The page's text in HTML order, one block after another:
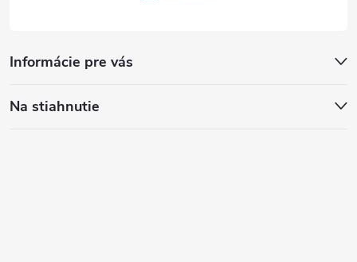
Informácie pre vás
Na stiahnutie